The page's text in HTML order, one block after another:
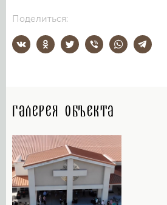
Поделиться:
Галерея объекта